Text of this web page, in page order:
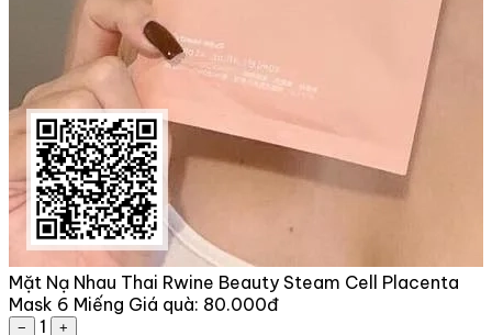
Mặt Nạ Nhau Thai Rwine Beauty Steam Cell Placenta
Mask 6 Miếng Giá quà: 80.000đ
− 1
+